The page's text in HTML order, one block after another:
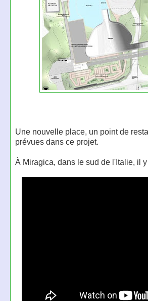
Une nouvelle place, un point de
prévues dans ce projet.
À Miragica, dans le sud de l'Italie, il